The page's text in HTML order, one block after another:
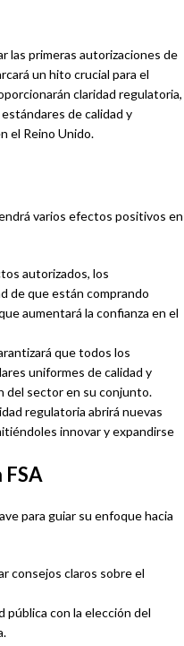
las primeras autorizaciones de
un hito crucial para el
claridad regulatoria,
de calidad y
el Reino Unido.
varios efectos positivos en
autorizados, los
de que están comprando
aumentará la confianza en el
que todos los
uniformes de calidad y
del sector en su conjunto.
regulatoria abrirá nuevas
innovar y expandirse
para guiar su enfoque hacia
consejos claros sobre el
pública con la elección del